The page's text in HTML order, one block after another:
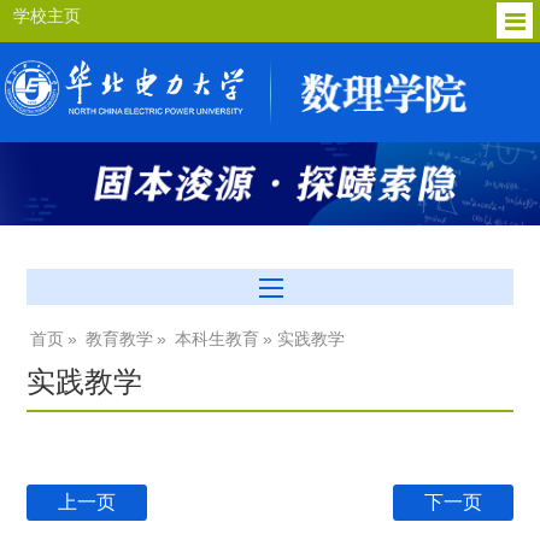
学校主页
首页 » 教育教学 » 本科生教育 » 实践教学
实践教学
上一页 下一页